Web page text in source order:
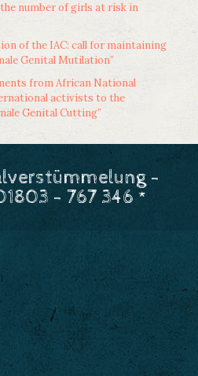
number of girls at risk in
of the IAC: call for maintaining
Genital Mutilation”
from African National
activists to the
Genital Cutting”
-
- 767 346 *